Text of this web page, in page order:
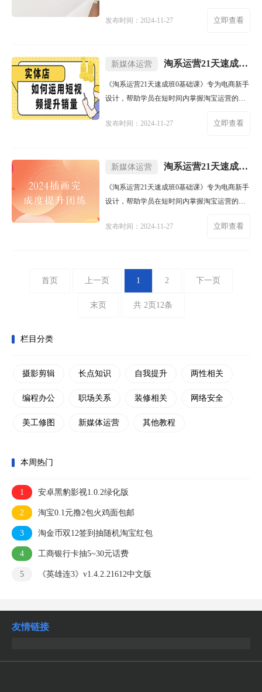
发布时间：2024-11-27
立即查看
新媒体运营 淘系运营21天速成班0基础课
《淘系运营21天速成班0基础课》专为电商新手
设计，帮助学员在短时间内掌握淘宝运营的核
发布时间：2024-11-27
立即查看
新媒体运营 淘系运营21天速成班0基础课
《淘系运营21天速成班0基础课》专为电商新手
设计，帮助学员在短时间内掌握淘宝运营的核
发布时间：2024-11-27
立即查看
首页 上一页 1 2 下一页
末页 共 2页12条
栏目分类
摄影剪辑 长点知识 自我提升 两性相关
编程办公 职场关系 装修相关 网络安全
美工修图 新媒体运营 其他教程
本周热门
1 安卓黑豹影视1.0.2绿化版
2 淘宝0.1元撸2包火鸡面包邮
3 淘金币双12签到抽随机淘宝红包
4 工商银行卡抽5~30元话费
5 《英雄连3》v1.4.2.21612中文版
友情链接